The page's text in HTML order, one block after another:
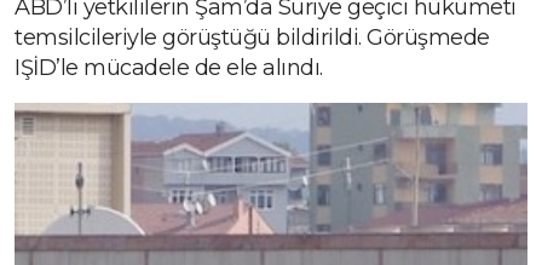
ABD’li yetkililerin Şam’da Suriye geçici hükümeti
temsilcileriyle görüştüğü bildirildi. Görüşmede
IŞİD’le mücadele de ele alındı.